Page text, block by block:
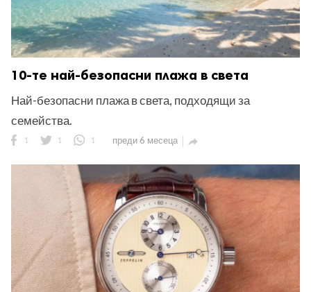
10-те най-безопасни плажа в света
Най-безопасни плажа в света, подходящи за
семейства.
1 1 1 преди 6 месеца 